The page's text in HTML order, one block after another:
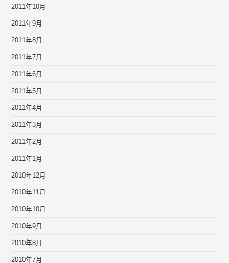
2011年10月
2011年9月
2011年8月
2011年7月
2011年6月
2011年5月
2011年4月
2011年3月
2011年2月
2011年1月
2010年12月
2010年11月
2010年10月
2010年9月
2010年8月
2010年7月